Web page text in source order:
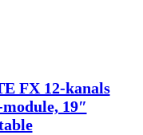
FX 12-kanals
19″